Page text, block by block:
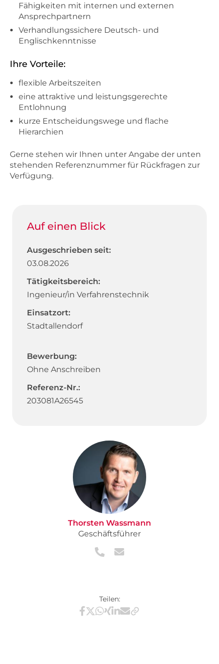
Fähigkeiten mit internen und externen
Ansprechpartnern
Verhandlungssichere Deutsch- und
Englischkenntnisse
Ihre Vorteile:
flexible Arbeitszeiten
eine attraktive und leistungsgerechte
Entlohnung
kurze Entscheidungswege und flache
Hierarchien
Gerne stehen wir Ihnen unter Angabe der unten
stehenden Referenznummer für Rückfragen zur
Verfügung.
Auf einen Blick
Ausgeschrieben seit:
03.08.2026
Tätigkeitsbereich:
Ingenieur/in Verfahrenstechnik
Einsatzort:
Stadtallendorf
Bewerbung:
Ohne Anschreiben
Referenz-Nr.:
203081A26545
Thorsten Wassmann
Geschäftsführer
Teilen:
Teilen via Facebook
Teilen via X / Twitter
Teilen via WhatsApp
Teilen via Xing
Teilen via LinkedIn
Teilen via E-Mail